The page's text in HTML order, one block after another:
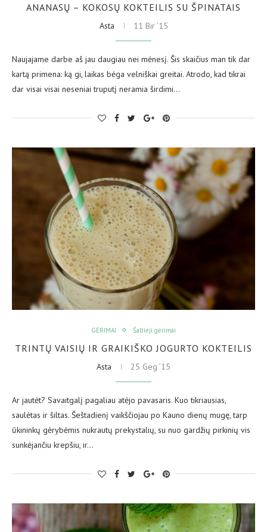
ANANASŲ – KOKOSŲ KOKTEILIS SU ŠPINATAIS
Asta 11 Bir ’15
Naujajame darbe aš jau daugiau nei mėnesį. Šis skaičius man tik dar
kartą primena: ką gi, laikas bėga velniškai greitai. Atrodo, kad tikrai
dar visai visai neseniai truputį neramia širdimi…
GĖRIMAI Šaltieji gėrimai
TRINTŲ VAISIŲ IR GRAIKIŠKO JOGURTO KOKTEILIS
Asta 25 Geg ’15
Ar jautėt? Savaitgalį pagaliau atėjo pavasaris. Kuo tikriausias,
saulėtas ir šiltas. Šeštadienį vaikščiojau po Kauno dienų mugę, tarp
ūkininkų gėrybėmis nukrautų prekystalių, su nuo gardžių pirkinių vis
sunkėjančiu krepšiu, ir…